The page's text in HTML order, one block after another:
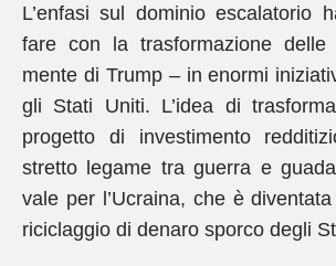
L’enfasi sul dominio escalatorio
fare con la trasformazione
mente di Trump – in enormi
gli Stati Uniti. L’idea di
progetto di investimento
stretto legame tra guerra e
vale per l’Ucraina, che è
riciclaggio di denaro sporco degli